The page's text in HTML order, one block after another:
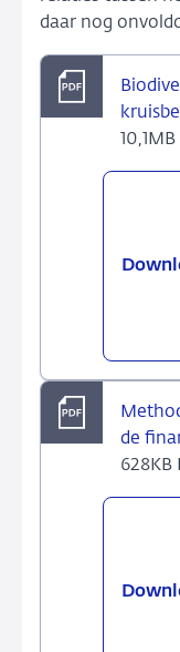
daar nog
de
628KB